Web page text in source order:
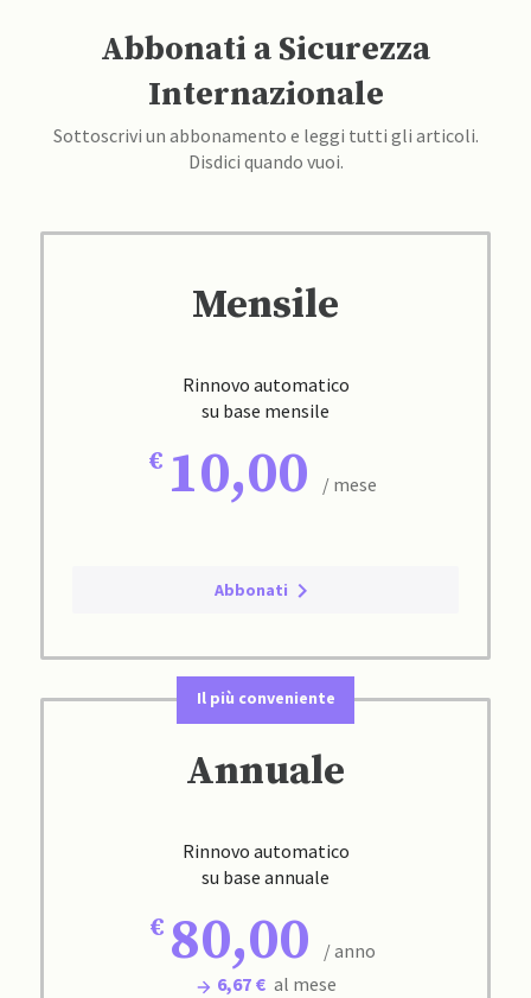
Abbonati a Sicurezza
Internazionale
Sottoscrivi un abbonamento e leggi tutti gli articoli.
Disdici quando vuoi.
Mensile
Rinnovo automatico
su base mensile
10,00 / mese
Abbonati
Il più conveniente
Annuale
Rinnovo automatico
su base annuale
80,00
/ anno
6,67 € al mese